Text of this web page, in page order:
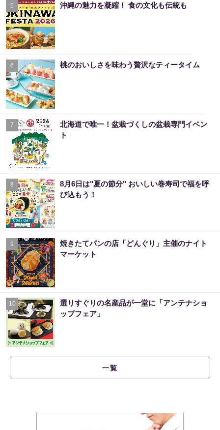
5 沖縄の魅力を凝縮！ 食の文化も伝統も
6 桃のおいしさを味わう贅沢なティータイム
7
北海道で唯一！盆栽づくしの盆栽専門イベン
ト
8
8月6日は"夏の節分" おいしい巻寿司で福を呼
び込もう！
9
焼きたてパンの店「どんぐり」主催のナイト
マーケット
10
選りすぐりの名産品が一堂に「アンテナショ
ップフェア」
一覧